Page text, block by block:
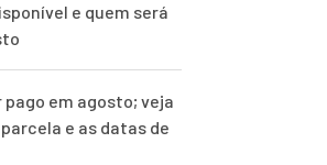
e quem será
em agosto; veja
e as datas de